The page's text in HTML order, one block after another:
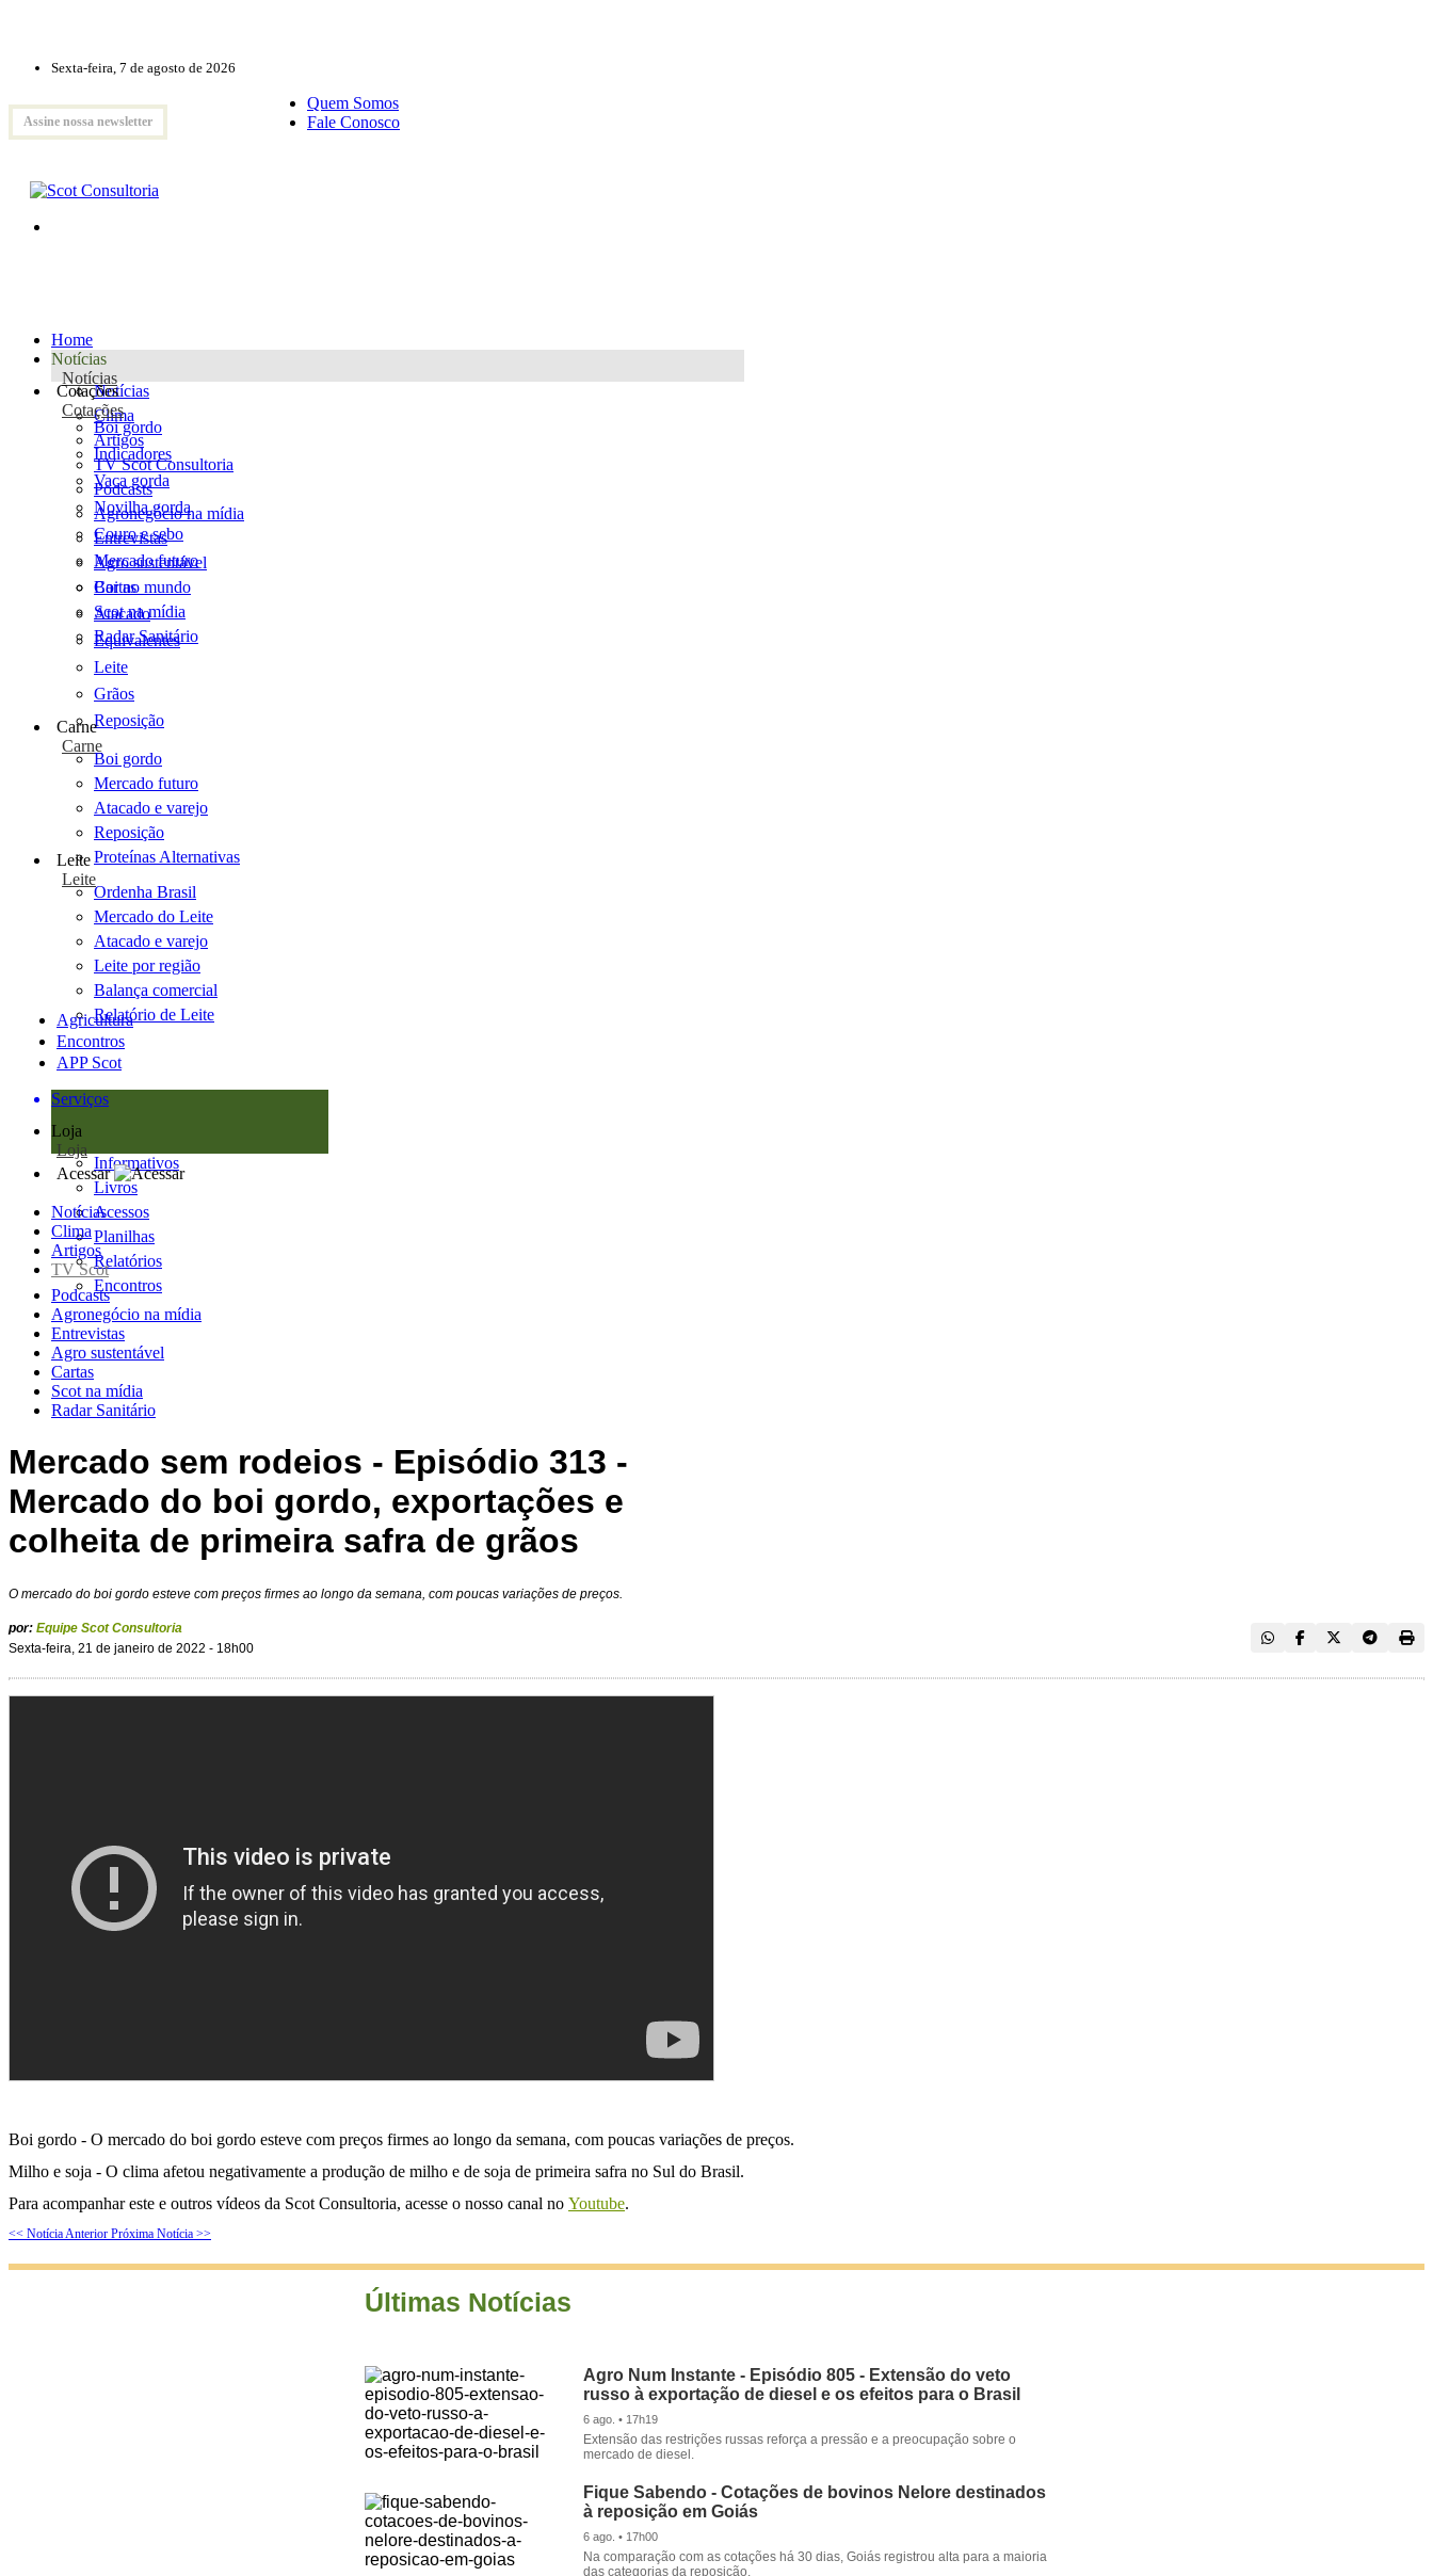
Sexta-feira, 7 de agosto de 2026
Assine nossa newsletter
Quem Somos
Fale Conosco
Home
Notícias
Notícias
Notícias
Clima
Artigos
TV Scot Consultoria
Podcasts
Agronegócio na mídia
Entrevistas
Agro sustentável
Cartas
Scot na mídia
Radar Sanitário
Cotações
Cotações
Boi gordo
Indicadores
Vaca gorda
Novilha gorda
Couro e sebo
Mercado futuro
Boi no mundo
Atacado
Equivalentes
Leite
Grãos
Reposição
Carne
Carne
Boi gordo
Mercado futuro
Atacado e varejo
Reposição
Proteínas Alternativas
Leite
Leite
Ordenha Brasil
Mercado do Leite
Atacado e varejo
Leite por região
Balança comercial
Relatório de Leite
Agricultura
Encontros
APP Scot
Serviços
Loja
Loja
Informativos
Livros
Acessos
Planilhas
Relatórios
Encontros
Acessar
Notícias
Clima
Artigos
TV Scot
Podcasts
Agronegócio na mídia
Entrevistas
Agro sustentável
Cartas
Scot na mídia
Radar Sanitário
Mercado sem rodeios - Episódio 313 -
Mercado do boi gordo, exportações e
colheita de primeira safra de grãos
O mercado do boi gordo esteve com preços firmes ao longo da semana, com poucas variações de preços.
por: Equipe Scot Consultoria
Sexta-feira, 21 de janeiro de 2022 - 18h00
Boi gordo - O mercado do boi gordo esteve com preços firmes ao longo da semana, com poucas variações de preços.
Milho e soja - O clima afetou negativamente a produção de milho e de soja de primeira safra no Sul do Brasil.
Para acompanhar este e outros vídeos da Scot Consultoria, acesse o nosso canal no Youtube.
<< Notícia Anterior Próxima Notícia >>
Últimas Notícias
Agro Num Instante - Episódio 805 - Extensão do veto
russo à exportação de diesel e os efeitos para o Brasil
6 ago. • 17h19
Extensão das restrições russas reforça a pressão e a preocupação sobre o
mercado de diesel.
Fique Sabendo - Cotações de bovinos Nelore destinados
à reposição em Goiás
6 ago. • 17h00
Na comparação com as cotações há 30 dias, Goiás registrou alta para a maioria
das categorias da reposição.